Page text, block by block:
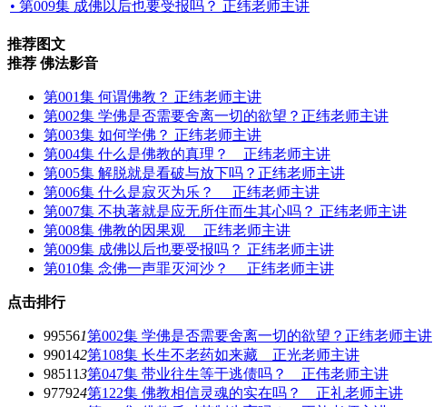
• 第009集 成佛以后也要受报吗？ 正纬老师主讲
推荐图文
推荐 佛法影音
第001集 何谓佛教？ 正纬老师主讲
第002集 学佛是否需要舍离一切的欲望？正纬老师主讲
第003集 如何学佛？ 正纬老师主讲
第004集 什么是佛教的真理？ 正纬老师主讲
第005集 解脱就是看破与放下吗？正纬老师主讲
第006集 什么是寂灭为乐？ 正纬老师主讲
第007集 不执著就是应无所住而生其心吗？ 正纬老师主讲
第008集 佛教的因果观 正纬老师主讲
第009集 成佛以后也要受报吗？ 正纬老师主讲
第010集 念佛一声罪灭河沙？ 正纬老师主讲
点击排行
995561第002集 学佛是否需要舍离一切的欲望？正纬老师主讲
990142第108集 长生不老药如来藏 正光老师主讲
985113第047集 带业往生等于逃债吗？ 正伟老师主讲
977924第122集 佛教相信灵魂的实在吗？ 正礼老师主讲